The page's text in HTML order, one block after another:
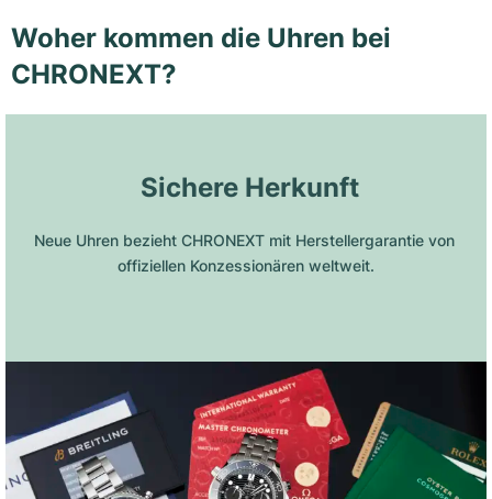
Woher kommen die Uhren bei
CHRONEXT?
Sichere Herkunft
Neue Uhren bezieht CHRONEXT mit Herstellergarantie von
offiziellen Konzessionären weltweit.